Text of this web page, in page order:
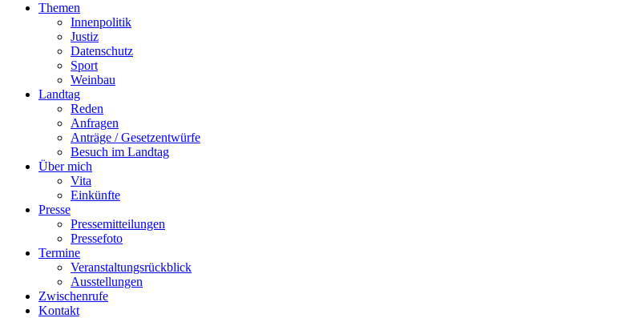
Themen
Innenpolitik
Justiz
Datenschutz
Sport
Weinbau
Landtag
Reden
Anfragen
Anträge / Gesetzentwürfe
Besuch im Landtag
Über mich
Vita
Einkünfte
Presse
Pressemitteilungen
Pressefoto
Termine
Veranstaltungsrückblick
Ausstellungen
Zwischenrufe
Kontakt